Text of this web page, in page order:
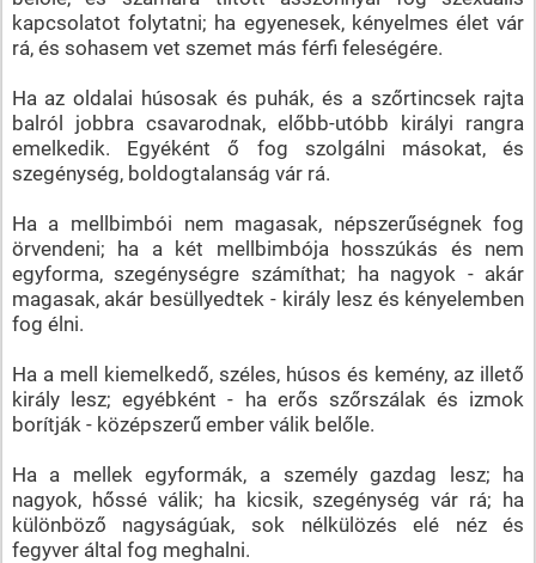
kapcsolatot folytatni; ha egyenesek, kényelmes élet vár
rá, és sohasem vet szemet más férfi feleségére.
Ha az oldalai húsosak és puhák, és a szőrtincsek rajta
balról jobbra csavarodnak, előbb-utóbb királyi rangra
emelkedik. Egyéként ő fog szolgálni másokat, és
szegénység, boldogtalanság vár rá.
Ha a mellbimbói nem magasak, népszerűségnek fog
örvendeni; ha a két mellbimbója hosszúkás és nem
egyforma, szegénységre számíthat; ha nagyok - akár
magasak, akár besüllyedtek - király lesz és kényelemben
fog élni.
Ha a mell kiemelkedő, széles, húsos és kemény, az illető
király lesz; egyébként - ha erős szőrszálak és izmok
borítják - középszerű ember válik belőle.
Ha a mellek egyformák, a személy gazdag lesz; ha
nagyok, hőssé válik; ha kicsik, szegénység vár rá; ha
különböző nagyságúak, sok nélkülözés elé néz és
fegyver által fog meghalni.